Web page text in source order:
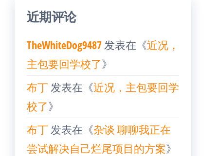
近期评论
TheWhiteDog9487 发表在《近况，
主包要回学校了》
布丁 发表在《近况，主包要回学
校了》
布丁 发表在《杂谈 聊聊我正在
尝试解决自己烂尾项目的方案》